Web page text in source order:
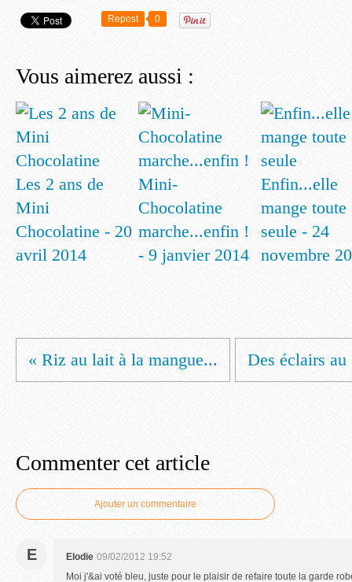
Repost 0
Vous aimerez aussi :
Les 2 ans de
Mini
Chocolatine - 20
avril 2014
Mini-
Chocolatine
marche...enfin !
- 9 janvier 2014
Enfin...elle
mange toute
seule - 24
novembre
« Riz au lait à la mangue... Des éclairs
Commenter cet article
Ajouter un commentaire
E Elodie 09/02/2012 19:52
Moi j'&ai voté bleu, juste pour le plaisir de refaire toute la garde